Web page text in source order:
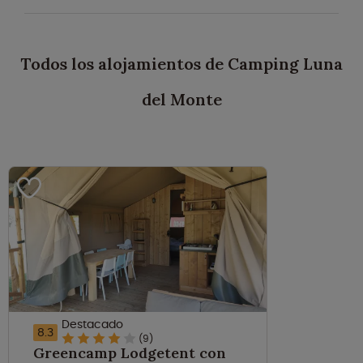
Todos los alojamientos de Camping Luna
del Monte
8.3 Destacado
(9)
Greencamp Lodgetent con